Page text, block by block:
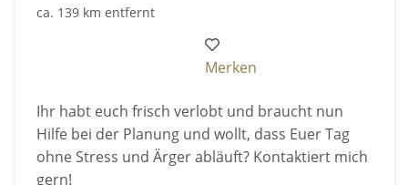
ca. 139 km entfernt
Merken
Ihr habt euch frisch verlobt und braucht nun
Hilfe bei der Planung und wollt, dass Euer Tag
ohne Stress und Ärger abläuft? Kontaktiert mich
gern!